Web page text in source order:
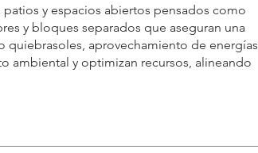
y espacios abiertos pensados como
y bloques separados que aseguran una
quiebrasoles, aprovechamiento de energías
ambiental y optimizan recursos, alineando